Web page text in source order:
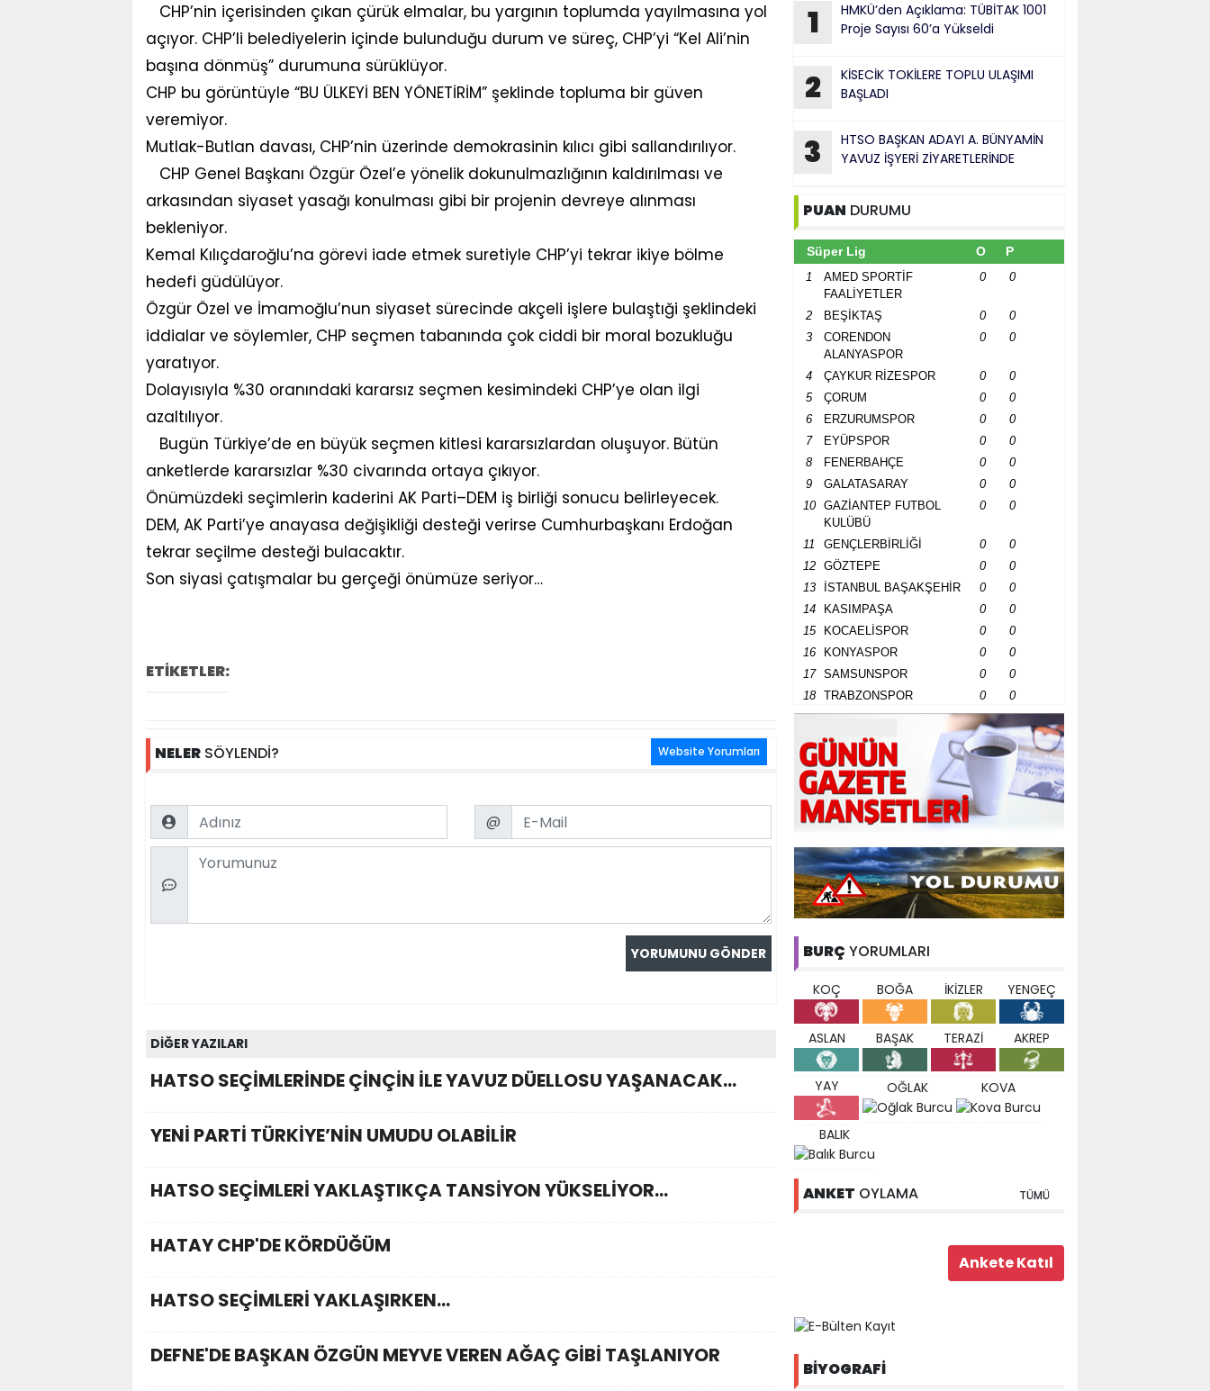
CHP’nin içerisinden çıkan çürük elmalar, bu yargının toplumda yayılmasına yol
açıyor. CHP’li belediyelerin içinde bulunduğu durum ve süreç, CHP’yi “Kel Ali’nin
başına dönmüş” durumuna sürüklüyor.
CHP bu görüntüyle “BU ÜLKEYİ BEN YÖNETİRİM” şeklinde topluma bir güven
veremiyor.
Mutlak-Butlan davası, CHP’nin üzerinde demokrasinin kılıcı gibi sallandırılıyor.
CHP Genel Başkanı Özgür Özel’e yönelik dokunulmazlığının kaldırılması ve
arkasından siyaset yasağı konulması gibi bir projenin devreye alınması
bekleniyor.
Kemal Kılıçdaroğlu’na görevi iade etmek suretiyle CHP’yi tekrar ikiye bölme
hedefi güdülüyor.
Özgür Özel ve İmamoğlu’nun siyaset sürecinde akçeli işlere bulaştıği şeklindeki
iddialar ve söylemler, CHP seçmen tabanında çok ciddi bir moral bozukluğu
yaratıyor.
Dolayısıyla %30 oranındaki kararsız seçmen kesimindeki CHP’ye olan ilgi
azaltılıyor.
Bugün Türkiye’de en büyük seçmen kitlesi kararsızlardan oluşuyor. Bütün
anketlerde kararsızlar %30 civarında ortaya çıkıyor.
Önümüzdeki seçimlerin kaderini AK Parti–DEM iş birliği sonucu belirleyecek.
DEM, AK Parti’ye anayasa değişikliği desteği verirse Cumhurbaşkanı Erdoğan
tekrar seçilme desteği bulacaktır.
Son siyasi çatışmalar bu gerçeği önümüze seriyor…
ETİKETLER:
NELER SÖYLENDİ? Website Yorumları
Name Email
@
Comment
DİĞER YAZILARI
HATSO SEÇİMLERİNDE ÇİNÇİN İLE YAVUZ DÜELLOSU YAŞANACAK…
YENİ PARTİ TÜRKİYE’NİN UMUDU OLABİLİR
HATSO SEÇİMLERİ YAKLAŞTIKÇA TANSİYON YÜKSELİYOR…
HATAY CHP'DE KÖRDÜĞÜM
HATSO SEÇİMLERİ YAKLAŞIRKEN…
DEFNE'DE BAŞKAN ÖZGÜN MEYVE VEREN AĞAÇ GİBİ TAŞLANIYOR
1
HMKÜ’den Açıklama: TÜBİTAK 1001
Proje Sayısı 60’a Yükseldi
2
KİSECİK TOKİLERE TOPLU ULAŞIMI
BAŞLADI
3
HTSO BAŞKAN ADAYI A. BÜNYAMİN
YAVUZ İŞYERİ ZİYARETLERİNDE
PUAN DURUMU
Süper Lig O P
1
AMED SPORTİF
FAALİYETLER
0 0
2 BEŞİKTAŞ 0
0
3
CORENDON
ALANYASPOR
0 0
4 ÇAYKUR RİZESPOR 0
0
5
ÇORUM 0
0
6
ERZURUMSPOR 0
0
7
EYÜPSPOR 0
0
8
FENERBAHÇE 0
0
9
GALATASARAY 0
0
10
GAZİANTEP FUTBOL
KULÜBÜ
0 0
11 GENÇLERBİRLİĞİ 0
0
12
GÖZTEPE 0
0
13
İSTANBUL BAŞAKŞEHİR 0
0
14
KASIMPAŞA 0
0
15
KOCAELİSPOR 0
0
16
KONYASPOR 0
0
17
SAMSUNSPOR 0
0
18
TRABZONSPOR 0 0
BURÇ YORUMLARI
KOÇ BOĞA İKİZLER YENGEÇ
ASLAN BAŞAK TERAZİ AKREP
YAY OĞLAK KOVA
BALIK
ANKET OYLAMA TÜMÜ
BİYOGRAFİ